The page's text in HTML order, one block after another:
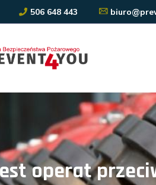
506 648 443
operat